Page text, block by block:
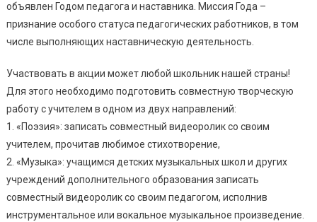
объявлен Годом педагога и наставника. Миссия Года –
признание особого статуса педагогических работников, в том
числе выполняющих наставническую деятельность.
Участвовать в акции может любой школьник нашей страны!
Для этого необходимо подготовить совместную творческую
работу с учителем в одном из двух направлений:
1. «Поэзия»: записать совместный видеоролик со своим
учителем, прочитав любимое стихотворение,
2. «Музыка»: учащимся детских музыкальных школ и других
учреждений дополнительного образования записать
совместный видеоролик со своим педагогом, исполнив
инструментальное или вокальное музыкальное произведение.